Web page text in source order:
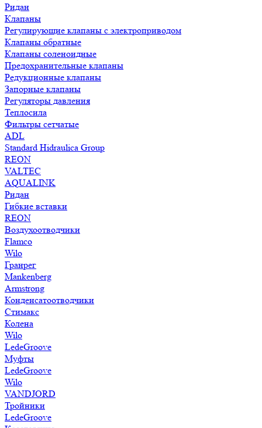
Ридан
Клапаны
Регулирующие клапаны с электроприводом
Клапаны обратные
Клапаны соленоидные
Предохранительные клапаны
Редукционные клапаны
Запорные клапаны
Регуляторы давления
Теплосила
Фильтры сетчатые
ADL
Standard Hidraulica Group
REON
VALTEC
AQUALINK
Ридан
Гибкие вставки
REON
Воздухоотводчики
Flamco
Wilo
Гранрег
Mankenberg
Armstrong
Конденсатоотводчики
Стимакс
Колена
Wilo
LedeGroove
Муфты
LedeGroove
Wilo
VANDJORD
Тройники
LedeGroove